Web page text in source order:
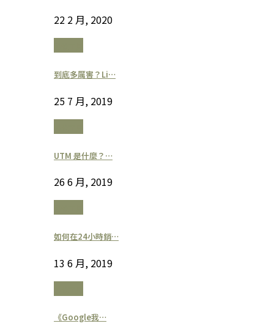
22 2 月, 2020
到底多厲害？Li…
25 7 月, 2019
UTM 是什麼？…
26 6 月, 2019
如何在24小時銷…
13 6 月, 2019
《Google我…